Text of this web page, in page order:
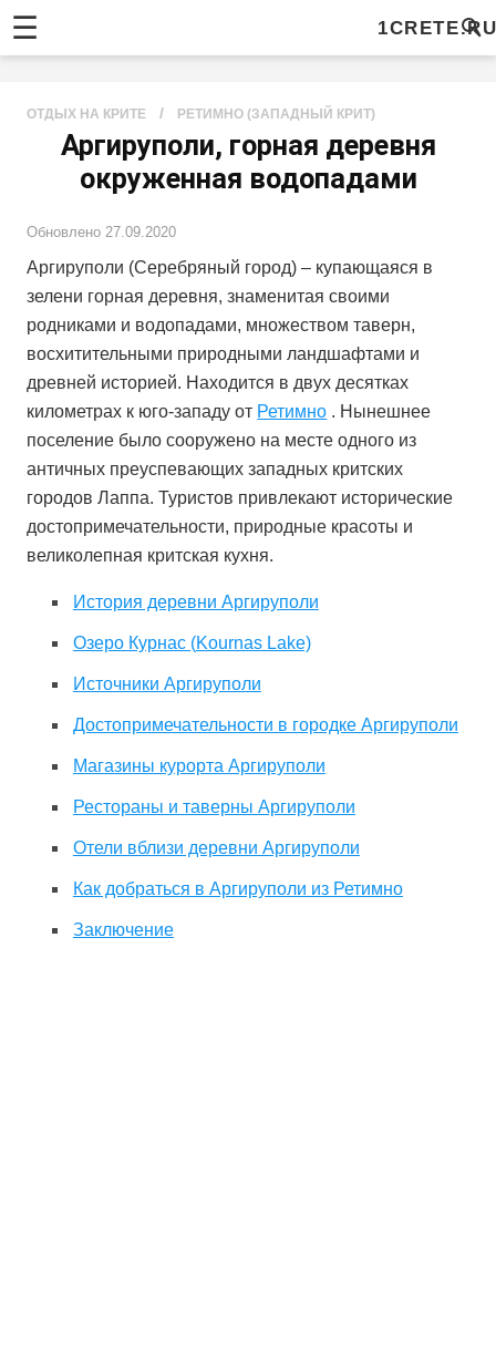
☰
ОТДЫХ НА КРИТЕ / РЕТИМНО (ЗАПАДНЫЙ КРИТ)
Аргируполи, горная деревня
окруженная водопадами
Обновлено27.09.2020
Аргируполи (Серебряный город) – купающаяся в
зелени горная деревня, знаменитая своими
родниками и водопадами, множеством таверн,
восхитительными природными ландшафтами и
древней историей. Находится в двух десятках
километрах к юго-западу от Ретимно . Нынешнее
поселение было сооружено на месте одного из
античных преуспевающих западных критских
городов Лаппа. Туристов привлекают исторические
достопримечательности, природные красоты и
великолепная критская кухня.
История деревни Аргируполи
Озеро Курнас (KournasLake)
Источники Аргируполи
Достопримечательности в городке Аргируполи
Магазины курорта Аргируполи
Рестораны и таверны Аргируполи
Отели вблизи деревни Аргируполи
Как добраться в Аргируполи из Ретимно
Заключение